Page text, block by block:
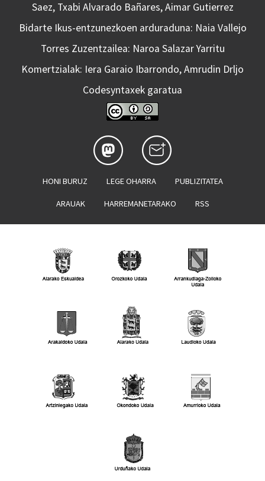
Saez, Txabi Alvarado Bañares, Aimar Gutierrez
Bidarte Ikus-entzunezkoen arduraduna: Naia Vallejo
Torres Zuzentzailea: Naroa Salazar Yarritu
Komertzialak: Iera Garaio Ibarrondo, Amrudin Drljo
Codesyntaxek garatua
HONI BURUZ LEGE OHARRA PUBLIZITATEA
ARAUAK HARREMANETARAKO RSS